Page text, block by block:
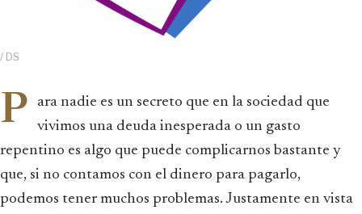
/ DS
P
ara nadie es un secreto que en la sociedad que
vivimos una deuda inesperada o un gasto
repentino es algo que puede complicarnos bastante y
que, si no contamos con el dinero para pagarlo,
podemos tener muchos problemas. Justamente en vista